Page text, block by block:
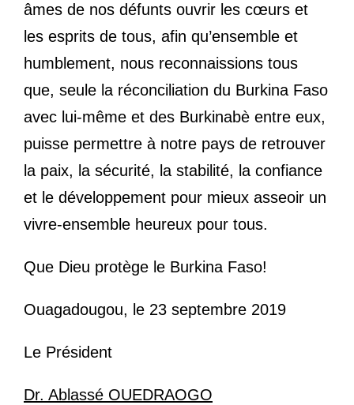
âmes de nos défunts ouvrir les cœurs et
les esprits de tous, afin qu’ensemble et
humblement, nous reconnaissions tous
que, seule la réconciliation du Burkina Faso
avec lui-même et des Burkinabè entre eux,
puisse permettre à notre pays de retrouver
la paix, la sécurité, la stabilité, la confiance
et le développement pour mieux asseoir un
vivre-ensemble heureux pour tous.
Que Dieu protège le Burkina Faso!
Ouagadougou, le 23 septembre 2019
Le Président
Dr. Ablassé OUEDRAOGO